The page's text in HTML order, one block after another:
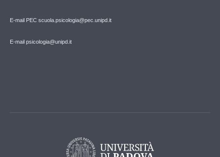
E-mail PEC scuola.psicologia@pec.unipd.it
E-mail psicologia@unipd.it